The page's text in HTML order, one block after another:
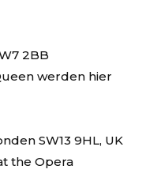
2BB
werden hier
SW13 9HL, UK
the Opera